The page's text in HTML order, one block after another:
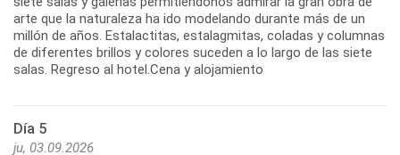
arte que la naturaleza ha ido modelando durante más de un
millón de años. Estalactitas, estalagmitas, coladas y columnas
de diferentes brillos y colores suceden a lo largo de las siete
Día 5
ju, 03.09.2026